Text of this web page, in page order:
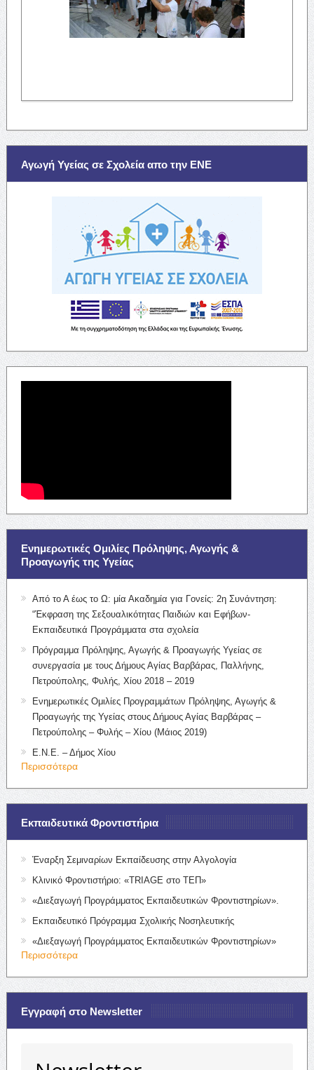
Αγωγή Υγείας σε Σχολεία απο την ΕΝΕ
Ενημερωτικές Ομιλίες Πρόληψης, Αγωγής &
Προαγωγής της Υγείας
Από το Α έως το Ω: μία Ακαδημία για Γονείς: 2η Συνάντηση:
“Έκφραση της Σεξουαλικότητας Παιδιών και Εφήβων-
Εκπαιδευτικά Προγράμματα στα σχολεία
Πρόγραμμα Πρόληψης, Αγωγής & Προαγωγής Υγείας σε
συνεργασία με τους Δήμους Αγίας Βαρβάρας, Παλλήνης,
Πετρούπολης, Φυλής, Χίου 2018 – 2019
Ενημερωτικές Ομιλίες Προγραμμάτων Πρόληψης, Αγωγής &
Προαγωγής της Υγείας στους Δήμους Αγίας Βαρβάρας –
Πετρούπολης – Φυλής – Χίου (Μάιος 2019)
Ε.Ν.Ε. – Δήμος Χίου
Περισσότερα
Εκπαιδευτικά Φροντιστήρια
Έναρξη Σεμιναρίων Εκπαίδευσης στην Αλγολογία
Κλινικό Φροντιστήριο: «TRIAGE στο ΤΕΠ»
«Διεξαγωγή Προγράμματος Εκπαιδευτικών Φροντιστηρίων».
Εκπαιδευτικό Πρόγραμμα Σχολικής Νοσηλευτικής
«Διεξαγωγή Προγράμματος Εκπαιδευτικών Φροντιστηρίων»
Περισσότερα
Εγγραφή στο Newsletter